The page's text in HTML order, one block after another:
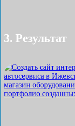
3. Результат